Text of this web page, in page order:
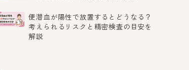
便潜血が陽性で放置するとどうなる？
考えられるリスクと精密検査の目安を
解説